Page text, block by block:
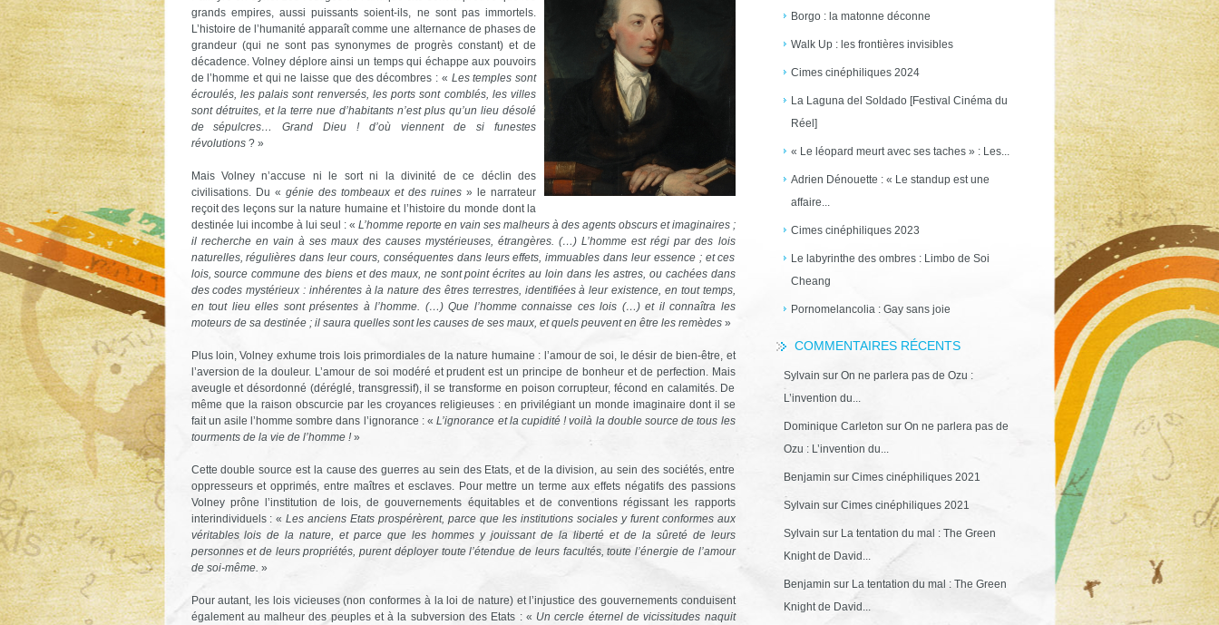
Borgo : la matonne déconne
Walk Up : les frontières invisibles
Cimes cinéphiliques 2024
La Laguna del Soldado [Festival Cinéma du
Réel]
« Le léopard meurt avec ses taches » : Les...
Adrien Dénouette : « Le standup est une
affaire...
Cimes cinéphiliques 2023
Le labyrinthe des ombres : Limbo de Soi
Cheang
Pornomelancolia : Gay sans joie
COMMENTAIRES RÉCENTS
Sylvain sur On ne parlera pas de Ozu :
L’invention du...
Dominique Carleton sur On ne parlera pas de
Ozu : L’invention du...
Benjamin sur Cimes cinéphiliques 2021
Sylvain sur Cimes cinéphiliques 2021
Sylvain sur La tentation du mal : The Green
Knight de David...
Benjamin sur La tentation du mal : The Green
Knight de David...
grands empires, aussi puissants soient-ils, ne sont pas immortels.
L’histoire de l’humanité apparaît comme une alternance de phases de
grandeur (qui ne sont pas synonymes de progrès constant) et de
décadence. Volney déplore ainsi un temps qui échappe aux pouvoirs
de l’homme et qui ne laisse que des décombres : « Les temples sont
écroulés, les palais sont renversés, les ports sont comblés, les villes
sont détruites, et la terre nue d’habitants n’est plus qu’un lieu désolé
de sépulcres… Grand Dieu ! d’où viennent de si funestes
révolutions? »
Mais Volney n’accuse ni le sort ni la divinité de ce déclin des
civilisations. Du « génie des tombeaux et des ruines» le narrateur
reçoit des leçons sur la nature humaine et l’histoire du monde dont la
destinée lui incombe à lui seul : « L’homme reporte en vain ses malheurs à des agents obscurs et imaginaires ;
il recherche en vain à ses maux des causes mystérieuses, étrangères. (…) L’homme est régi par des lois
naturelles, régulières dans leur cours, conséquentes dans leurs effets, immuables dans leur essence ; et ces
lois, source commune des biens et des maux, ne sont point écrites au loin dans les astres, ou cachées dans
des codes mystérieux : inhérentes à la nature des êtres terrestres, identifiées à leur existence, en tout temps,
en tout lieu elles sont présentes à l’homme. (…) Que l’homme connaisse ces lois (…) et il connaîtra les
moteurs de sa destinée ; il saura quelles sont les causes de ses maux, et quels peuvent en être les remèdes»
Plus loin, Volney exhume trois lois primordiales de la nature humaine : l’amour de soi, le désir de bien-être, et
l’aversion de la douleur. L’amour de soi modéré et prudent est un principe de bonheur et de perfection. Mais
aveugle et désordonné (déréglé, transgressif), il se transforme en poison corrupteur, fécond en calamités. De
même que la raison obscurcie par les croyances religieuses : en privilégiant un monde imaginaire dont il se
fait un asile l’homme sombre dans l’ignorance : «L’ignorance et la cupidité ! voilà la double source de tous les
tourments de la vie de l’homme !»
Cette double source est la cause des guerres au sein des Etats, et de la division, au sein des sociétés, entre
oppresseurs et opprimés, entre maîtres et esclaves. Pour mettre un terme aux effets négatifs des passions
Volney prône l’institution de lois, de gouvernements équitables et de conventions régissant les rapports
interindividuels : «Les anciens Etats prospérèrent, parce que les institutions sociales y furent conformes aux
véritables lois de la nature, et parce que les hommes y jouissant de la liberté et de la sûreté de leurs
personnes et de leurs propriétés, purent déployer toute l’étendue de leurs facultés, toute l’énergie de l’amour
de soi-même. »
Pour autant, les lois vicieuses (non conformes à la loi de nature) et l’injustice des gouvernements conduisent
également au malheur des peuples et à la subversion des Etats : « Un cercle éternel de vicissitudes naquit